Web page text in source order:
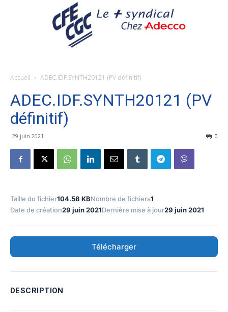
Accueil ADEC.IDF.SYNTH20121 (PV définitif)
ADEC.IDF.SYNTH20121 (PV
définitif)
29 juin 2021 0
Taille du fichier104.58 KBNombre de fichiers1
Date de création29 juin 2021Dernière mise à jour29 juin 2021
Télécharger
DESCRIPTION